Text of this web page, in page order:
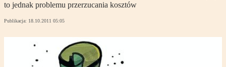
to jednak problemu przerzucania kosztów
Publikacja: 18.10.2011 05:05